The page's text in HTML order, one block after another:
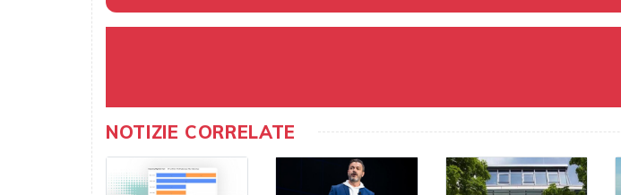
NOTIZIE CORRELATE